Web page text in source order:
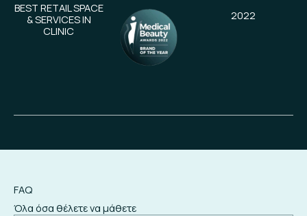
BEST RETAIL SPACE
& SERVICES IN
CLINIC
2022
FAQ
Όλα όσα θέλετε να μάθετε